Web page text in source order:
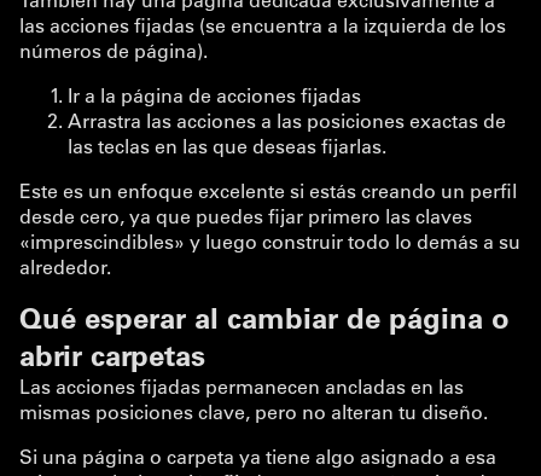
las acciones fijadas (se encuentra a la izquierda de los
números de página).
Ir a la página de acciones fijadas
Arrastra las acciones a las posiciones exactas de
las teclas en las que deseas fijarlas.
Este es un enfoque excelente si estás creando un perfil
desde cero, ya que puedes fijar primero las claves
«imprescindibles» y luego construir todo lo demás a su
alrededor.
Qué esperar al cambiar de página o
abrir carpetas
Las acciones fijadas permanecen ancladas en las
mismas posiciones clave, pero no alteran tu diseño.
Si una página o carpeta ya tiene algo asignado a esa